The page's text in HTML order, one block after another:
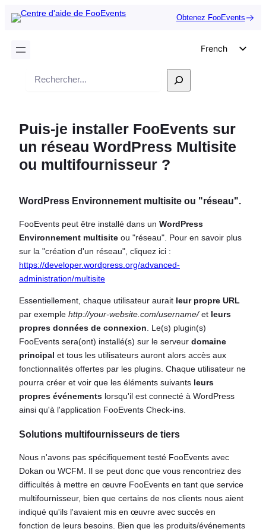
Obtenez FooEvents
French
Spanish
Italian
Czech
Greek
Recherche
Puis-je installer FooEvents sur
un réseau WordPress Multisite
ou multifournisseur ?
WordPress Environnement multisite ou "réseau".
FooEvents peut être installé dans un WordPress
Environnement multisite ou "réseau". Pour en savoir plus
sur la "création d'un réseau", cliquez ici :
https://developer.wordpress.org/advanced-
administration/multisite
Essentiellement, chaque utilisateur aurait leur propre URL
par exemple http://your-website.com/username/et leurs
propres données de connexion. Le(s) plugin(s)
FooEvents sera(ont) installé(s) sur le serveur domaine
principal et tous les utilisateurs auront alors accès aux
fonctionnalités offertes par les plugins. Chaque utilisateur ne
pourra créer et voir que les éléments suivants leurs
propres événements lorsqu'il est connecté à WordPress
ainsi qu'à l'application FooEvents Check-ins.
Solutions multifournisseurs de tiers
Nous n'avons pas spécifiquement testé FooEvents avec
Dokan ou WCFM. Il se peut donc que vous rencontriez des
difficultés à mettre en œuvre FooEvents en tant que service
multifournisseur, bien que certains de nos clients nous aient
indiqué qu'ils l'avaient mis en œuvre avec succès en
fonction de leurs besoins. Bien que les produits/événements